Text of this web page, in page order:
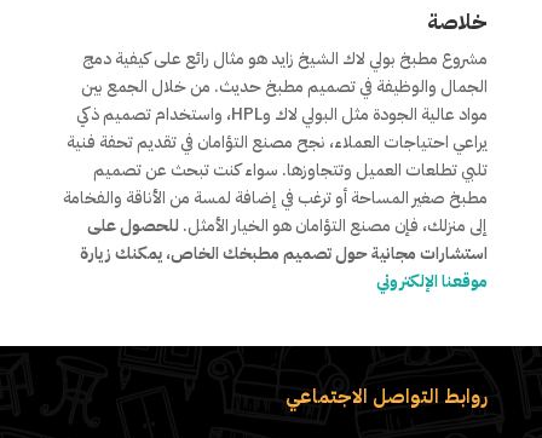
خلاصة
مشروع مطبخ بولي لاك الشيخ زايد هو مثال رائع على كيفية دمج
الجمال والوظيفة في تصميم مطبخ حديث. من خلال الجمع بين
مواد عالية الجودة مثل البولي لاك وHPL، واستخدام تصميم ذكي
يراعي احتياجات العملاء، نجح مصنع التؤامان في تقديم تحفة فنية
تلبي تطلعات العميل وتتجاوزها. سواء كنت تبحث عن تصميم
مطبخ صغير المساحة أو ترغب في إضافة لمسة من الأناقة والفخامة
إلى منزلك، فإن مصنع التؤامان هو الخيار الأمثل. للحصول على
استشارات مجانية حول تصميم مطبخك الخاص، يمكنك زيارة
موقعنا الإلكتروني
روابط التواصل الاجتماعي